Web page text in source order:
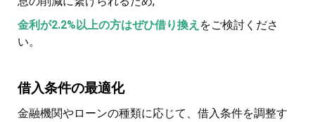
金利が2.2%以上の方はぜひ借り換え をご検討くださ
い。
借入条件の最適化
金融機関やローンの種類に応じて、借入条件を調整す